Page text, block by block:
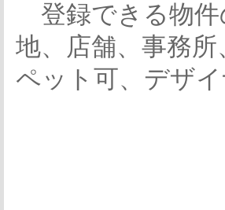
登録できる物件
地、店舗、事務
ペット可、デザ